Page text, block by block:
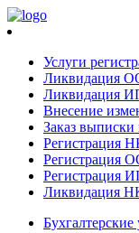
Услуги
Ликвидация
Ликвидация
Внесение
Заказ
Регистрация
Регистрация
Регистрация
Ликвидация
Бухгалтерские